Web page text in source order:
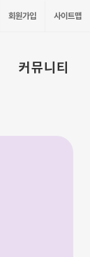
회원가입 사이트맵
커뮤니티